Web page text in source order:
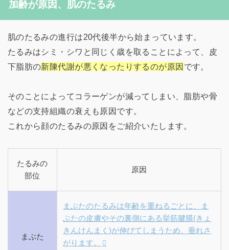
加齢が原因、肌のたるみ
肌のたるみの進行は20代後半から始まっています。
たるみはシミ・シワと同じく歳を取ることによって、皮
下脂肪の新陳代謝が悪くなったりするのが原因です。
そのことによってコラーゲンが減ってしまい、脂肪や骨
などの支持組織の衰えも原因です。
これから顔のたるみの原因をご紹介いたします。
たるみの
部位
原因
まぶた
まぶたのたるみは年齢を重ねるごとに、ま
ぶたの皮膚やその裏側にある挙筋腱膜(きょ
きんけんまく)が伸びてしまうため、垂れさ
がります。